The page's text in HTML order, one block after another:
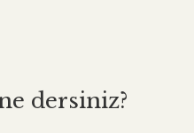
dersiniz?